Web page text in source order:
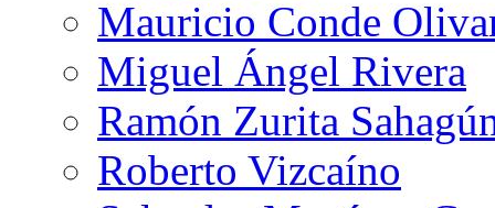
Mauricio Conde
Miguel Ángel Rivera
Ramón Zurita
Roberto Vizcaíno